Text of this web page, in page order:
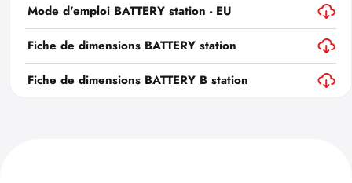
Mode d'emploi BATTERY station - EU
Fiche de dimensions BATTERY station
Fiche de dimensions BATTERY B station